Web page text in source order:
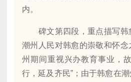
内。
碑文第四段，重点描写韩
潮州人民对韩愈的崇敬和怀念
州期间重视兴办教育事业，
行，延及齐民”；由于韩愈在